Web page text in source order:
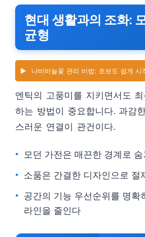
현대 생활과의 조화:
균형
▶️ 나비바늘꽃 관리 비법: 초보도 쉽게 시
엔틱의 고풍미를 지키면서도
하는 방법이 중요합니다. 과감
스러운 연결이 관건이다.
모던 가전은 매끈한 경계로
소품은 간결한 디자인으로 절
공간의 기능 우선순위를 명확
라인을 줄인다